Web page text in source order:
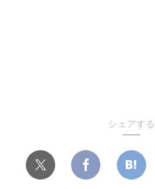
シェアする